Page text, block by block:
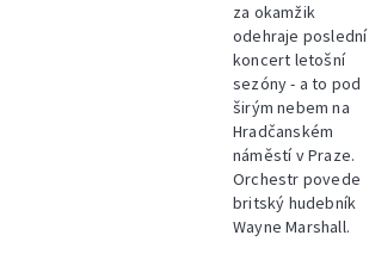
za okamžik
odehraje poslední
koncert letošní
sezóny - a to pod
širým nebem na
Hradčanském
náměstí v Praze.
Orchestr povede
britský hudebník
Wayne Marshall.